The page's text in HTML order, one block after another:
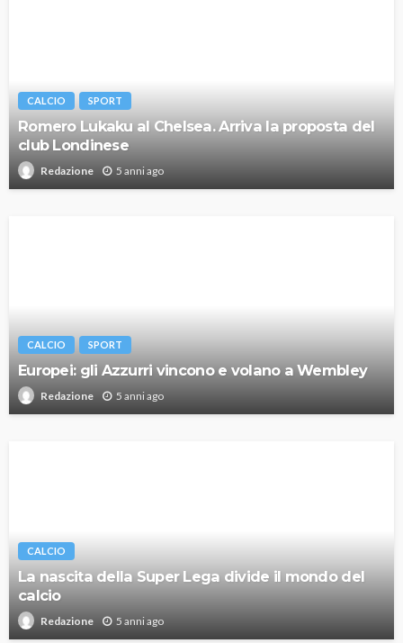
CALCIO SPORT
Romero Lukaku al Chelsea. Arriva la proposta del
club Londinese
Redazione 5 anni ago
CALCIO SPORT
Europei: gli Azzurri vincono e volano a Wembley
Redazione 5 anni ago
CALCIO
La nascita della Super Lega divide il mondo del
calcio
Redazione 5 anni ago